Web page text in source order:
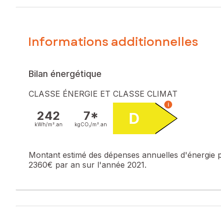
Elle se compose d'une belle maison familiale de 110m²
Une grange de 150m² en très bon état sur 2 niveaux,
Les plus : Le système de chauffage par pompe à chaleur
de la grange a été refaite à l'aube des années 2000.
Les informations sur les risques auxquels ce bien est
Prix de vente : 169 000 €
Honoraires charge vendeur
Informations additionnelles
Bilan énergétique
CLASSE ÉNERGIE ET CLASSE CLIMAT
242
kWh/m². an
7*
kgCO₂/m². an D
i
Montant estimé des dépenses annuelles d'énergie
2360€ par an sur l'année 2021.